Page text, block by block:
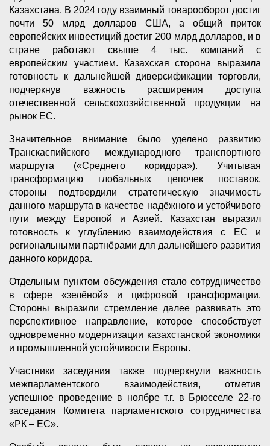
Казахстана. В 2024 году взаимный товарооборот достиг
почти 50 млрд долларов США, а общий приток
европейских инвестиций достиг 200 млрд долларов, и в
стране работают свыше 4 тыс. компаний с
европейским участием. Казахская сторона выразила
готовность к дальнейшей диверсификации торговли,
подчеркнув важность расширения доступа
отечественной сельскохозяйственной продукции на
рынок ЕС.
Значительное внимание было уделено развитию
Транскаспийского международного транспортного
маршрута («Среднего коридора»). Учитывая
трансформацию глобальных цепочек поставок,
стороны подтвердили стратегическую значимость
данного маршрута в качестве надёжного и устойчивого
пути между Европой и Азией. Казахстан выразил
готовность к углублению взаимодействия с ЕС и
региональными партнёрами для дальнейшего развития
данного коридора.
Отдельным пунктом обсуждения стало сотрудничество
в сфере «зелёной» и цифровой трансформации.
Стороны выразили стремление далее развивать это
перспективное направление, которое способствует
одновременно модернизации казахстанской экономики
и промышленной устойчивости Европы.
Участники заседания также подчеркнули важность
межпарламентского взаимодействия, отметив
успешное проведение в ноябре т.г. в Брюсселе 22-го
заседания Комитета парламентского сотрудничества
«РК – ЕС».